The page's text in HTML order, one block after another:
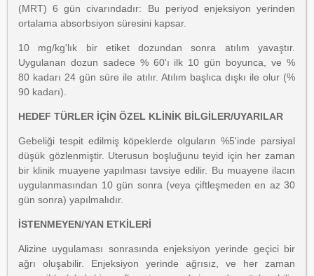
(MRT) 6 gün civarındadır: Bu periyod enjeksiyon yerinden
ortalama absorbsiyon süresini kapsar.
10 mg/kg'lık bir etiket dozundan sonra atılım yavaştır.
Uygulanan dozun sadece % 60'ı ilk 10 gün boyunca, ve %
80 kadarı 24 gün süre ile atılır. Atılım başlıca dışkı ile olur (%
90 kadarı).
HEDEF TÜRLER İÇİN ÖZEL KLİNİK BİLGİLER/UYARILAR
Gebeliği tespit edilmiş köpeklerde olguların %5'inde parsiyal
düşük gözlenmiştir. Uterusun boşluğunu teyid için her zaman
bir klinik muayene yapılması tavsiye edilir. Bu muayene ilacın
uygulanmasından 10 gün sonra (veya çiftleşmeden en az 30
gün sonra) yapılmalıdır.
İSTENMEYEN/YAN ETKİLERİ
Alizine uygulaması sonrasında enjeksiyon yerinde geçici bir
ağrı oluşabilir. Enjeksiyon yerinde ağrısız, ve her zaman